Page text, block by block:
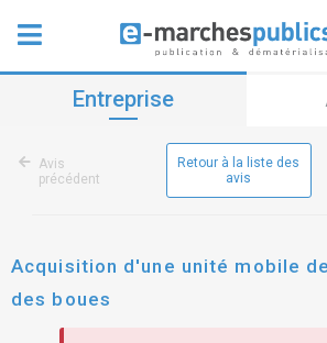
Entreprise
Avis
précédent
Retour à la liste des
avis
Acquisition d'une unité mobile
des boues